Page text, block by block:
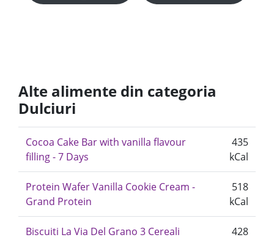
Alte alimente din categoria
Dulciuri
Cocoa Cake Bar with vanilla flavour
filling - 7 Days
435
kCal
Protein Wafer Vanilla Cookie Cream -
Grand Protein
518
kCal
Biscuiti La Via Del Grano 3 Cereali
428